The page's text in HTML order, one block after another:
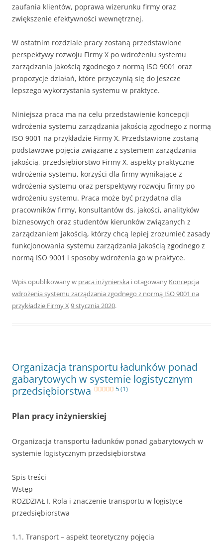
zaufania klientów, poprawa wizerunku firmy oraz
zwiększenie efektywności wewnętrznej.
W ostatnim rozdziale pracy zostaną przedstawione
perspektywy rozwoju Firmy X po wdrożeniu systemu
zarządzania jakością zgodnego z normą ISO 9001 oraz
propozycje działań, które przyczynią się do jeszcze
lepszego wykorzystania systemu w praktyce.
Niniejsza praca ma na celu przedstawienie koncepcji
wdrożenia systemu zarządzania jakością zgodnego z normą
ISO 9001 na przykładzie Firmy X. Przedstawione zostaną
podstawowe pojęcia związane z systemem zarządzania
jakością, przedsiębiorstwo Firmy X, aspekty praktyczne
wdrożenia systemu, korzyści dla firmy wynikające z
wdrożenia systemu oraz perspektywy rozwoju firmy po
wdrożeniu systemu. Praca może być przydatna dla
pracowników firmy, konsultantów ds. jakości, analityków
biznesowych oraz studentów kierunków związanych z
zarządzaniem jakością, którzy chcą lepiej zrozumieć zasady
funkcjonowania systemu zarządzania jakością zgodnego z
normą ISO 9001 i sposoby wdrożenia go w praktyce.
Wpis opublikowany w praca inżynierska i otagowany Koncepcja
wdrożenia systemu zarządzania zgodnego z normą ISO 9001 na
przykładzie Firmy X 9 stycznia 2020.
Organizacja transportu ładunków ponad
gabarytowych w systemie logistycznym
przedsiębiorstwa
5 (1)
Plan pracy inżynierskiej
Organizacja transportu ładunków ponad gabarytowych w
systemie logistycznym przedsiębiorstwa
Spis treści
Wstęp
ROZDZIAŁ I. Rola i znaczenie transportu w logistyce
przedsiębiorstwa
1.1. Transport – aspekt teoretyczny pojęcia